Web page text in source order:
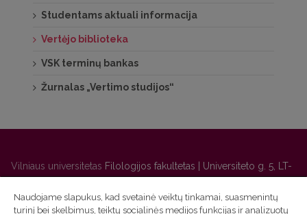
Studentams aktuali informacija
Vertėjo biblioteka
VSK terminų bankas
Žurnalas „Vertimo studijos“
Vilniaus universitetas Filologijos fakultetas | Universiteto g. 5, LT-
01131 Vilnius
Studijų skyriaus(studijų ir tvarkaraščio klausimai) tel. (0 5) 268
Naudojame slapukus, kad svetainė veiktų tinkamai, suasmenintų
turinį bei skelbimus, teiktų socialinės medijos funkcijas ir analizuotų